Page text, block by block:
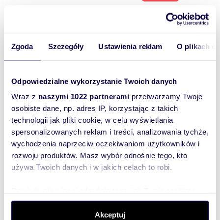
Zgoda Szczegóły Ustawienia reklam O plikach
Odpowiedzialne wykorzystanie Twoich danych
Wraz z naszymi 1022 partnerami przetwarzamy Twoje
osobiste dane, np. adres IP, korzystając z takich
technologii jak pliki cookie, w celu wyświetlania
spersonalizowanych reklam i treści, analizowania tychże,
wychodzenia naprzeciw oczekiwaniom użytkowników i
rozwoju produktów. Masz wybór odnośnie tego, kto
używa Twoich danych i w jakich celach to robi.
dane są przetwarzane oraz ustaw własne preferencje w
. W Deklaracji plików cookie możesz
Akceptuj
Zapytaj
5 2 42,59 m2
Zapytaj
o cenę
5 3 59,14 m2
Zapytaj
6 3 62,36 m
Zapytaj
o cenę
6 3 63,36 m2
Zapytaj
6 2 43,59 m
Zapytaj